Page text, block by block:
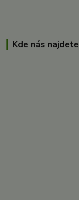
Kde nás najdete